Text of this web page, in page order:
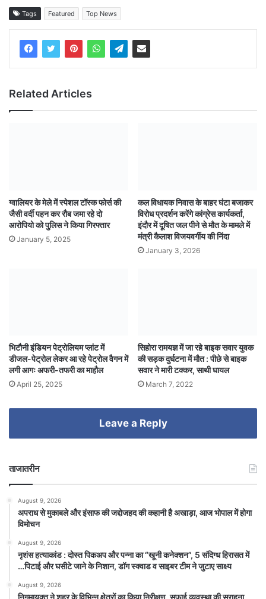
Tags Featured Top News
Related Articles
ग्वालियर के मेले में स्पेशल टॉस्क फोर्स की
जैसी वर्दी पहन कर रौब जमा रहे दो
आरोपियो को पुलिस ने किया गिरफ्तार
January 5, 2025
कल विधायक निवास के बाहर घंटा बजाकर
विरोध प्रदर्शन करेंगे कांग्रेस कार्यकर्ता,
इंदौर में दूषित जल पीने से मौत के मामले में
मंत्री कैलाश विजयवर्गीय की निंदा
January 3, 2026
भिटौनी इंडियन पेट्रोलियम प्लांट में
डीजल-पेट्रोल लेकर आ रहे पेट्रोल वैगन में
लगी आगः अफरी-तफरी का माहौल
April 25, 2025
सिहोरा रामयज्ञ में जा रहे बाइक सवार युवक
की सड़क दुर्घटना में मौत : पीछे से बाइक
सवार ने मारी टक्कर, साथी घायल
March 7, 2022
Leave a Reply
ताजातरीन
August 9, 2026
अपराध से मुकाबले और इंसाफ की जद्दोजहद की कहानी है अखाड़ा, आज भोपाल में होगा
विमोचन
August 9, 2026
नृशंस हत्याकांड : दोस्त पिकअप और पन्ना का “खूनी कनेक्शन”, 5 संदिग्ध हिरासत में
…पिटाई और घसीटे जाने के निशान, डॉग स्क्वाड व साइबर टीम ने जुटाए साक्ष्य
August 9, 2026
निगमायुक्त ने शहर के विभिन्न क्षेत्रों का किया निरीक्षण, सफाई व्यवस्था की सराहना